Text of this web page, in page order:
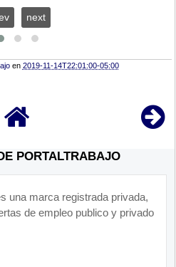
next
en 2019-11-14T22:01:00-05:00
PORTALTRABAJO
una marca registrada privada,
de empleo publico y privado